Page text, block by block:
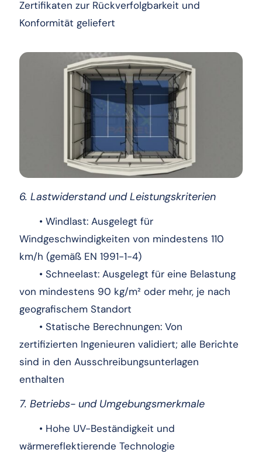
Zertifikaten zur Rückverfolgbarkeit und
Konformität geliefert
6. Lastwiderstand und Leistungskriterien
• Windlast: Ausgelegt für
Windgeschwindigkeiten von mindestens 110
km/h (gemäß EN 1991-1-4)
• Schneelast: Ausgelegt für eine Belastung
von mindestens 90 kg/m² oder mehr, je nach
geografischem Standort
• Statische Berechnungen: Von
zertifizierten Ingenieuren validiert; alle Berichte
sind in den Ausschreibungsunterlagen
enthalten
7. Betriebs- und Umgebungsmerkmale
• Hohe UV-Beständigkeit und
wärmereflektierende Technologie